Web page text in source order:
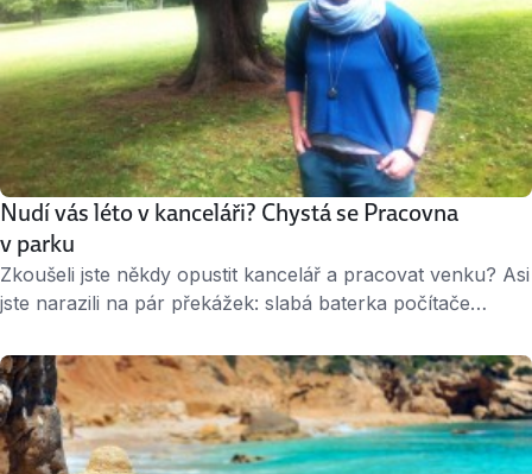
Nudí vás léto v kanceláři? Chystá se Pracovna
v parku
Zkoušeli jste někdy opustit kancelář a pracovat venku? Asi
jste narazili na pár překážek: slabá baterka počítače
nejzásadnější. V Praze právě teď vzniká Pracovna
v parku, která by mohla tyto bolesti vyřešit. Myšlenka
strávit pracovní den pod širým nebem tak možná přestane
patřit do říše sci-fi. …